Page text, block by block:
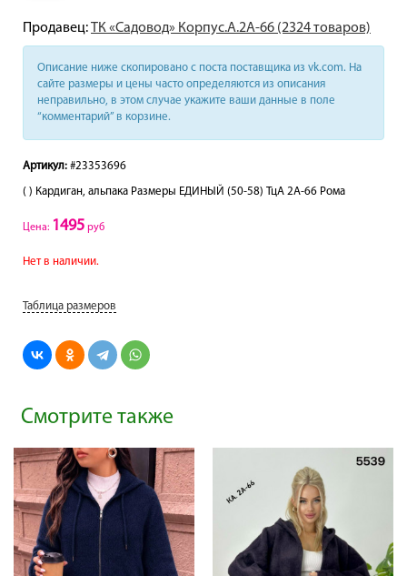
Продавец:ТК «Садовод» Корпус.А.2А-66 (2324 товаров)
Описание ниже скопировано с поста поставщика из vk.com. На
сайте размеры и цены часто определяются из описания
неправильно, в этом случае укажите ваши данные в поле
“комментарий” в корзине.
Артикул: #23353696
( ) Кардиган, альпака Размеры ЕДИНЫЙ (50-58) ТцА 2A-66 Рома
Цена: 1495 руб
Нет в наличии.
Таблица размеров
Смотрите также